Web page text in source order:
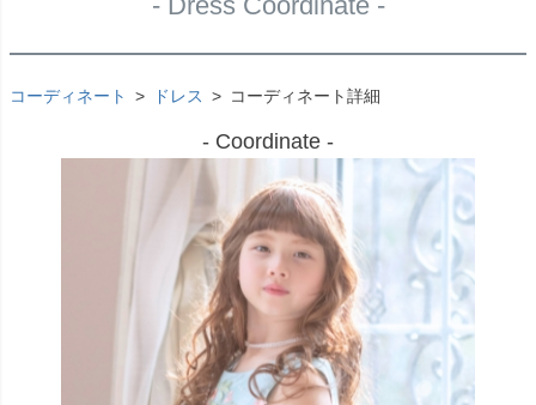
コーディネート ドレス コーディネート詳細
- Coordinate -